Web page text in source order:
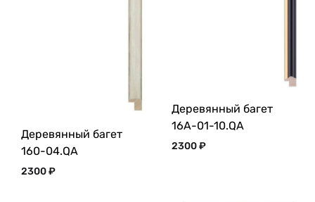
Деревянный багет
160-04.QA
2300₽
Деревянный багет
16A-01-10.QA
2300₽